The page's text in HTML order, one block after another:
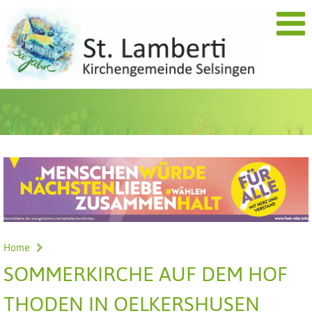
Home
SOMMERKIRCHE AUF DEM HOF
THODEN IN OELKERSHUSEN